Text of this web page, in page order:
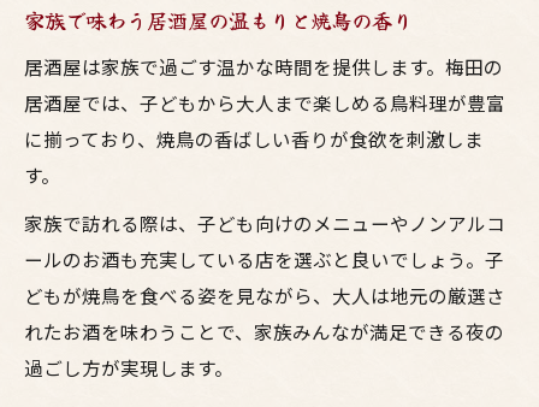
家族で味わう居酒屋の温もりと焼鳥の香り
居酒屋は家族で過ごす温かな時間を提供します。梅田の
居酒屋では、子どもから大人まで楽しめる鳥料理が豊富
に揃っており、焼鳥の香ばしい香りが食欲を刺激しま
す。
家族で訪れる際は、子ども向けのメニューやノンアルコ
ールのお酒も充実している店を選ぶと良いでしょう。子
どもが焼鳥を食べる姿を見ながら、大人は地元の厳選さ
れたお酒を味わうことで、家族みんなが満足できる夜の
過ごし方が実現します。